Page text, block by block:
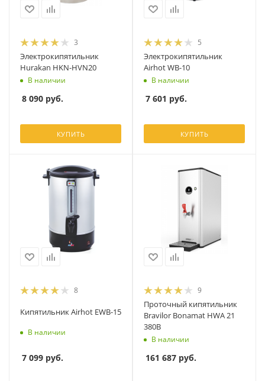
3
Электрокипятильник
Hurakan HKN-HVN20
В наличии
8 090 руб.
КУПИТЬ
5
Электрокипятильник
Airhot WB-10
В наличии
7 601 руб.
КУПИТЬ
8
Кипятильник Airhot EWB-15
В наличии
7 099 руб.
9
Проточный кипятильник
Bravilor Bonamat HWA 21
380В
В наличии
161 687 руб.